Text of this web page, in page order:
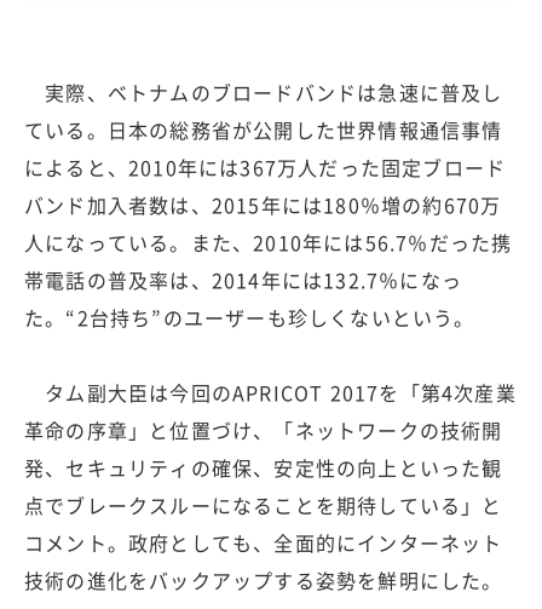
実際、ベトナムのブロードバンドは急速に普及し
ている。日本の総務省が公開した世界情報通信事情
によると、2010年には367万人だった固定ブロード
バンド加入者数は、2015年には180％増の約670万
人になっている。また、2010年には56.7％だった携
帯電話の普及率は、2014年には132.7％になっ
た。“2台持ち”のユーザーも珍しくないという。
タム副大臣は今回のAPRICOT 2017を「第4次産業
革命の序章」と位置づけ、「ネットワークの技術開
発、セキュリティの確保、安定性の向上といった観
点でブレークスルーになることを期待している」と
コメント。政府としても、全面的にインターネット
技術の進化をバックアップする姿勢を鮮明にした。